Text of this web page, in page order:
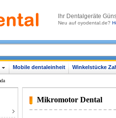
lhr Dentalgeräte
Neu auf oyodental.de?
Mobile dentaleinheit Winkelstücke
Mikromotor Dental